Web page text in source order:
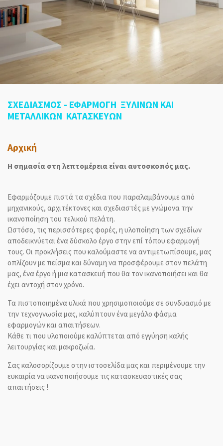
ΣΧΕΔΙΑΣΜΟΣ - ΕΦΑΡΜΟΓΗ ΞΥΛΙΝΩΝ ΚΑΙ
ΜΕΤΑΛΛΙΚΩΝ ΚΑΤΑΣΚΕΥΩΝ
Αρχική
Η σημασία στη λεπτομέρεια είναι αυτοσκοπός μας.
Εφαρμόζουμε πιστά τα σχέδια που παραλαμβάνουμε από
μηχανικούς, αρχιτέκτονες και σχεδιαστές με γνώμονα την
ικανοποίηση του τελικού πελάτη.
Ωστόσο, τις περισσότερες φορές, η υλοποίηση των σχεδίων
αποδεικνύεται ένα δύσκολο έργο στην επί τόπου εφαρμογή
τους. Οι προκλήσεις που καλούμαστε να αντιμετωπίσουμε, μας
οπλίζουν με πείσμα και δύναμη να προσφέρουμε στον πελάτη
μας, ένα έργο ή μια κατασκευή που θα τον ικανοποιήσει και θα
έχει αντοχή στον χρόνο.
Τα πιστοποιημένα υλικά που χρησιμοποιούμε σε συνδυασμό με
την τεχνογνωσία μας, καλύπτουν ένα μεγάλο φάσμα
εφαρμογών και απαιτήσεων.
Κάθε τι που υλοποιούμε καλύπτεται από εγγύηση καλής
λειτουργίας και μακροζωία.
Σας καλοσορίζουμε στην ιστοσελίδα μας και περιμένουμε την
ευκαιρία να ικανοποιήσουμε τις κατασκευαστικές σας
απαιτήσεις !